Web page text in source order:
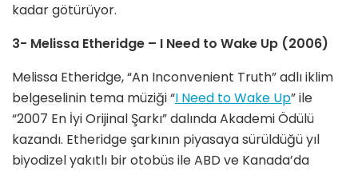
kadar götürüyor.
3- Melissa Etheridge – I Need to Wake Up (2006)
Melissa Etheridge, “An Inconvenient Truth” adlı iklim
belgeselinin tema müziği “I Need to Wake Up” ile
“2007 En İyi Orijinal Şarkı” dalında Akademi Ödülü
kazandı. Etheridge şarkının piyasaya sürüldüğü yıl
biyodizel yakıtlı bir otobüs ile ABD ve Kanada’da